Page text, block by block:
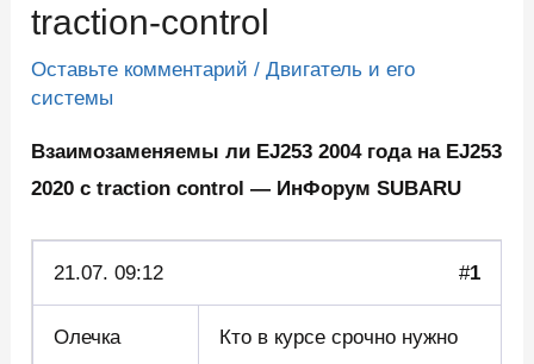
traction-control
Оставьте комментарий /Двигатель и его
системы
Взаимозаменяемы ли EJ253 2004 года на EJ253
2020 с traction control — ИнФорум SUBARU
21.07. 09:12 #1
Олечка
Кто в курсе срочно нужно